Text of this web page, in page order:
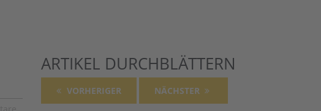
ARTIKEL DURCHBLÄTTERN
VORHERIGER NÄCHSTER